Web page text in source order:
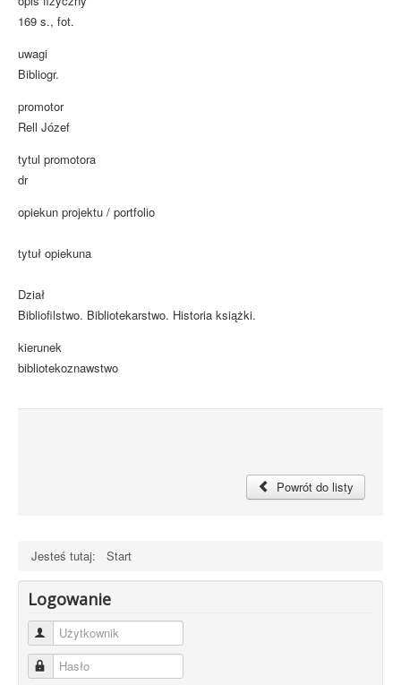
169 s., fot.
uwagi
Bibliogr.
promotor
Rell Józef
tytul promotora
dr
opiekun projektu / portfolio
tytuł opiekuna
Dział
Bibliofilstwo. Bibliotekarstwo. Historia książki.
kierunek
bibliotekoznawstwo
Powrót do listy
Jesteś tutaj: Start
Logowanie
Użytkownik
Hasło